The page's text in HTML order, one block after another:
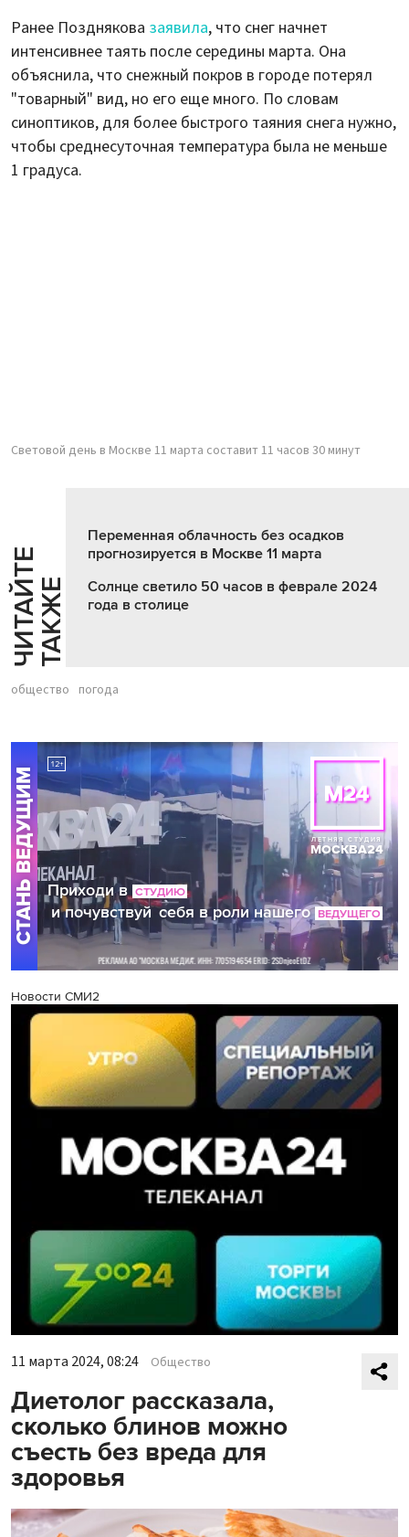
Ранее Позднякова заявила, что снег начнет
интенсивнее таять после середины марта. Она
объяснила, что снежный покров в городе потерял
"товарный" вид, но его еще много. По словам
синоптиков, для более быстрого таяния снега нужно,
чтобы среднесуточная температура была не меньше
1 градуса.
Световой день в Москве 11 марта составит 11 часов 30 минут
Ч
И
Т
АЙ
Т
Е
Т
А
К
ЖЕ
Переменная облачность без осадков
прогнозируется в Москве 11 марта
Солнце светило 50 часов в феврале 2024
года в столице
общество погода
Новости СМИ2
11 марта 2024, 08:24 Общество
Диетолог рассказала,
сколько блинов можно
съесть без вреда для
здоровья